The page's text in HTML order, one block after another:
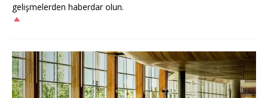
gelişmelerden haberdar olun.